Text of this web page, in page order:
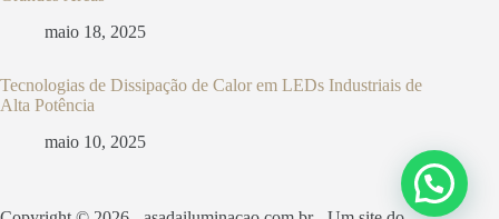
maio 18, 2025
Tecnologias de Dissipação de Calor em LEDs Industriais de
Alta Potência
maio 10, 2025